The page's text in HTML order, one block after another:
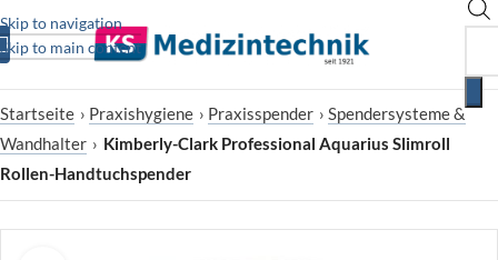
Skip to navigation
Skip to main content
Startseite › Praxishygiene › Praxisspender › Spendersysteme &
Wandhalter › Kimberly-Clark Professional Aquarius Slimroll
Rollen-Handtuchspender